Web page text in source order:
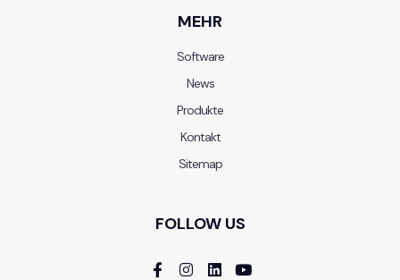
MEHR
Software
News
Produkte
Kontakt
Sitemap
FOLLOW US